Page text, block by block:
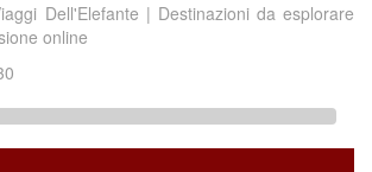
Dell'Elefante | Destinazioni da esplorare
online